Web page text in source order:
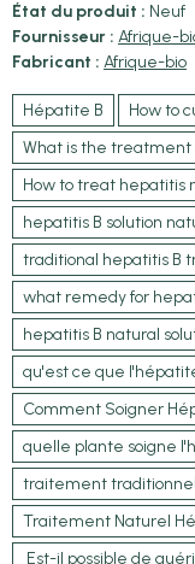
État du produit : Neuf
Fournisseur : Afrique-
Fabricant : Afrique-bio
Hépatite B
How to
What is the treatment
How to treat hepatitis
hepatitis B solution
traditional hepatitis B
what remedy for
hepatitis B natural
qu'est ce que
Comment Soigner
quelle plante soigne
traitement
Traitement Naturel
Est-il possible de